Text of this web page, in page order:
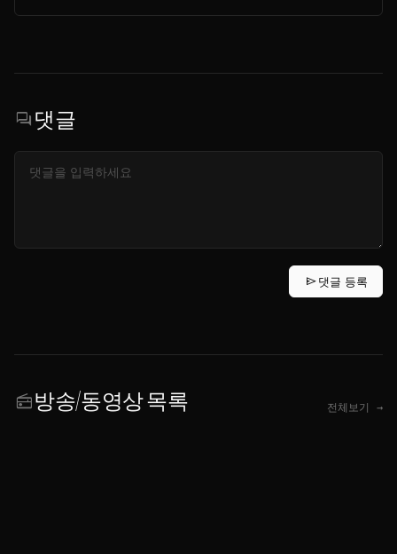
forum댓글
send댓글 등록
radio방송/동영상 목록 전체보기 →